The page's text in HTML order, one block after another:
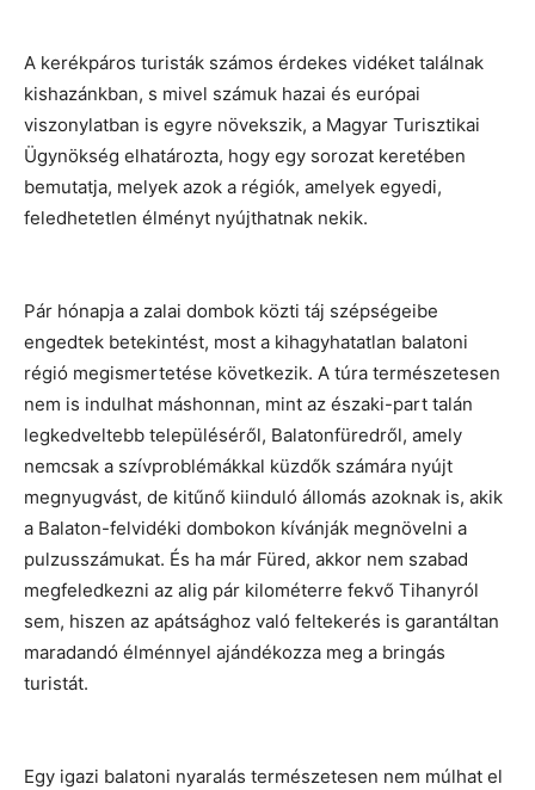
A kerékpáros turisták számos érdekes vidéket találnak
kishazánkban, s mivel számuk hazai és európai
viszonylatban is egyre növekszik, a Magyar Turisztikai
Ügynökség elhatározta, hogy egy sorozat keretében
bemutatja, melyek azok a régiók, amelyek egyedi,
feledhetetlen élményt nyújthatnak nekik.
Pár hónapja a zalai dombok közti táj szépségeibe
engedtek betekintést, most a kihagyhatatlan balatoni
régió megismertetése következik. A túra természetesen
nem is indulhat máshonnan, mint az északi-part talán
legkedveltebb településéről, Balatonfüredről, amely
nemcsak a szívproblémákkal küzdők számára nyújt
megnyugvást, de kitűnő kiinduló állomás azoknak is, akik
a Balaton-felvidéki dombokon kívánják megnövelni a
pulzusszámukat. És ha már Füred, akkor nem szabad
megfeledkezni az alig pár kilométerre fekvő Tihanyról
sem, hiszen az apátsághoz való feltekerés is garantáltan
maradandó élménnyel ajándékozza meg a bringás
turistát.
Egy igazi balatoni nyaralás természetesen nem múlhat el